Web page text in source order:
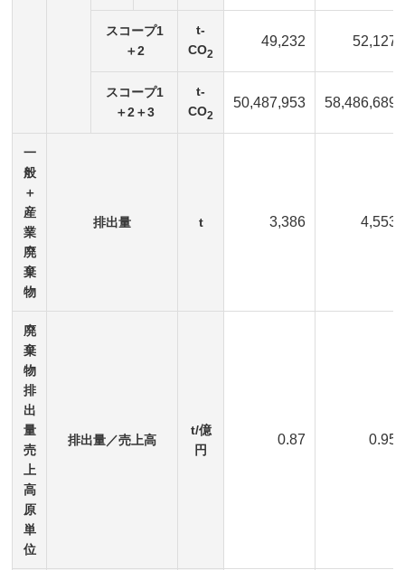
スコープ1
＋2
t-
CO2
49,232 52,127
スコープ1
＋2＋3
t-
CO2
50,487,953 58,486,689
一
般
＋
産
業
廃
棄
物
排出量 t 3,386 4,553
廃
棄
物
排
出
量
売
上
高
原
単
位
排出量／売上高
t/億
円
0.87 0.95